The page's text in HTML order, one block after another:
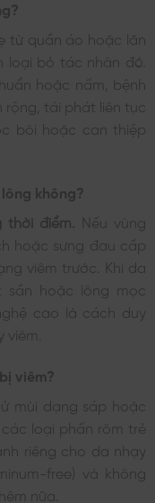
từ quần áo hoặc lăn
loại bỏ tác nhân đó.
hoặc nấm, bệnh
tái phát liên tục
bôi hoặc can thiệp
không?
thời điểm.
Nếu vùng
hoặc sưng đau cấp
viêm trước. Khi da
hoặc lông mọc
cao là cách duy
viêm?
mùi dạng sáp hoặc
loại phấn rôm trẻ
riêng cho da nhạy
free) và không
nữa.